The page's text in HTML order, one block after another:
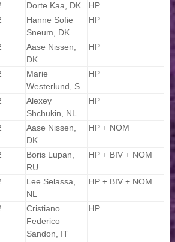
Dorte Kaa, DK
HP
Hanne Sofie
Sneum, DK
HP
Aase Nissen,
DK
HP
Marie
Westerlund, S
HP
Alexey
Shchukin, NL
HP
Aase Nissen,
DK
HP + NOM
Boris Lupan,
RU
HP + BIV + NOM
Lee Selassa,
NL
HP + BIV + NOM
Cristiano
Federico
Sandon, IT
HP